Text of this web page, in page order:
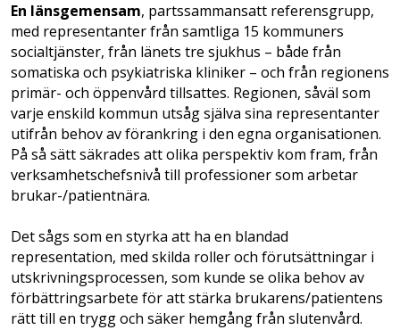
En länsgemensam, partssammansatt referensgrupp,
med representanter från samtliga 15 kommuners
socialtjänster, från länets tre sjukhus – både från
somatiska och psykiatriska kliniker – och från regionens
primär- och öppenvård tillsattes. Regionen, såväl som
varje enskild kommun utsåg själva sina representanter
utifrån behov av förankring i den egna organisationen.
På så sätt säkrades att olika perspektiv kom fram, från
verksamhetschefsnivå till professioner som arbetar
brukar-/patientnära.
Det sågs som en styrka att ha en blandad
representation, med skilda roller och förutsättningar i
utskrivningsprocessen, som kunde se olika behov av
förbättringsarbete för att stärka brukarens/patientens
rätt till en trygg och säker hemgång från slutenvård.